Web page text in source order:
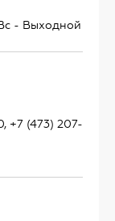
- Выходной
+7 (473) 207-